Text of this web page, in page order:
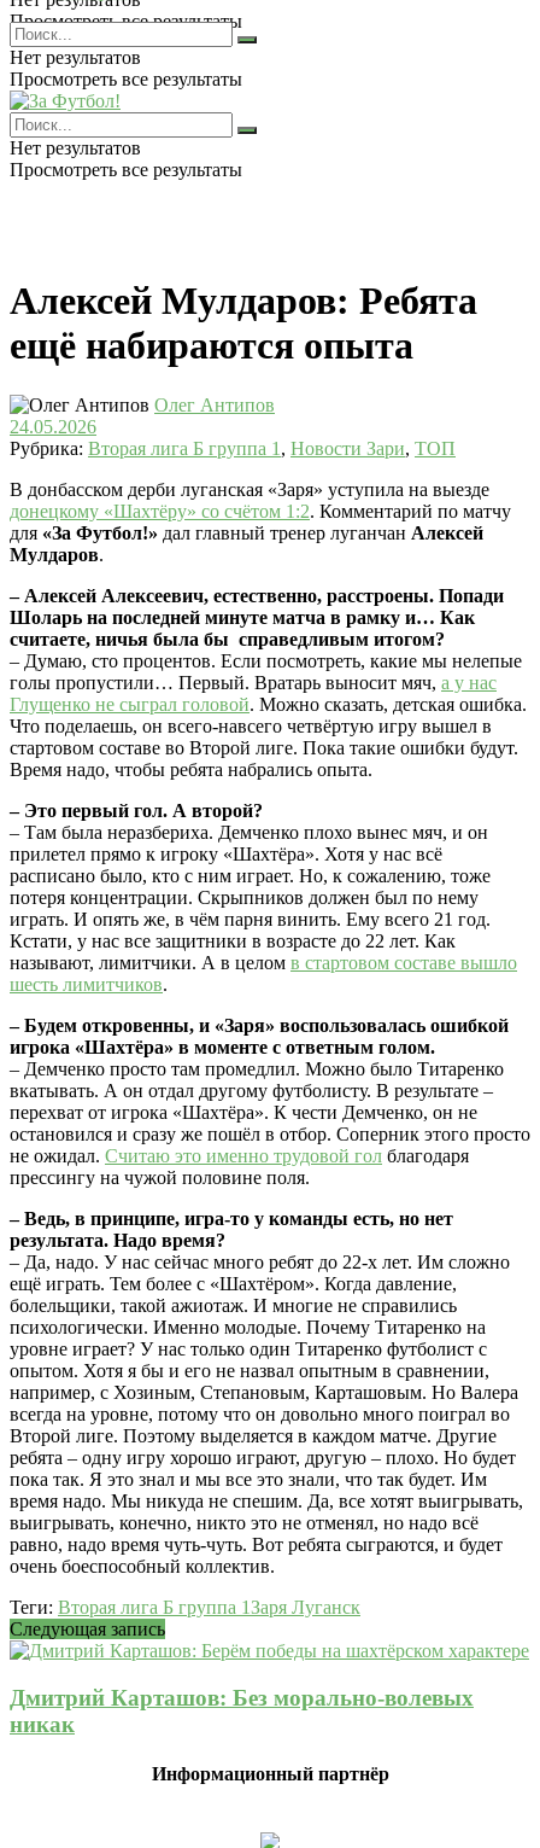
Просмотреть все результаты
Нет результатов
Просмотреть все результаты
Нет результатов
Просмотреть все результаты
Алексей Мулдаров: Ребята
ещё набираются опыта
Олег Антипов
24.05.2026
Рубрика: Вторая лига Б группа 1 , Новости Зари, ТОП
В донбасском дерби луганская «Заря» уступила на выезде
донецкому «Шахтёру» со счётом 1:2. Комментарий по матчу
для «За Футбол!» дал главный тренер луганчан Алексей
Мулдаров.
– Алексей Алексеевич, естественно, расстроены. Попади
Шоларь на последней минуте матча в рамку и… Как
считаете, ничья была бы справедливым итогом?
– Думаю, сто процентов. Если посмотреть, какие мы нелепые
голы пропустили… Первый. Вратарь выносит мяч, а у нас
Глущенко не сыграл головой. Можно сказать, детская ошибка.
Что поделаешь, он всего-навсего четвёртую игру вышел в
стартовом составе во Второй лиге. Пока такие ошибки будут.
Время надо, чтобы ребята набрались опыта.
– Это первый гол. А второй?
– Там была неразбериха. Демченко плохо вынес мяч, и он
прилетел прямо к игроку «Шахтёра». Хотя у нас всё
расписано было, кто с ним играет. Но, к сожалению, тоже
потеря концентрации. Скрыпников должен был по нему
играть. И опять же, в чём парня винить. Ему всего 21 год.
Кстати, у нас все защитники в возрасте до 22 лет. Как
называют, лимитчики. А в целом в стартовом составе вышло
шесть лимитчиков.
– Будем откровенны, и «Заря» воспользовалась ошибкой
игрока «Шахтёра» в моменте с ответным голом.
– Демченко просто там промедлил. Можно было Титаренко
вкатывать. А он отдал другому футболисту. В результате –
перехват от игрока «Шахтёра». К чести Демченко, он не
остановился и сразу же пошёл в отбор. Соперник этого просто
не ожидал. Считаю это именно трудовой гол благодаря
прессингу на чужой половине поля.
– Ведь, в принципе, игра-то у команды есть, но нет
результата. Надо время?
– Да, надо. У нас сейчас много ребят до 22-х лет. Им сложно
ещё играть. Тем более с «Шахтёром». Когда давление,
болельщики, такой ажиотаж. И многие не справились
психологически. Именно молодые. Почему Титаренко на
уровне играет? У нас только один Титаренко футболист с
опытом. Хотя я бы и его не назвал опытным в сравнении,
например, с Хозиным, Степановым, Карташовым. Но Валера
всегда на уровне, потому что он довольно много поиграл во
Второй лиге. Поэтому выделяется в каждом матче. Другие
ребята – одну игру хорошо играют, другую – плохо. Но будет
пока так. Я это знал и мы все это знали, что так будет. Им
время надо. Мы никуда не спешим. Да, все хотят выигрывать,
выигрывать, конечно, никто это не отменял, но надо всё
равно, надо время чуть-чуть. Вот ребята сыграются, и будет
очень боеспособный коллектив.
Теги: Вторая лига Б группа 1Заря Луганск
Следующая запись
Дмитрий Карташов: Без морально-волевых
никак
Информационный партнёр